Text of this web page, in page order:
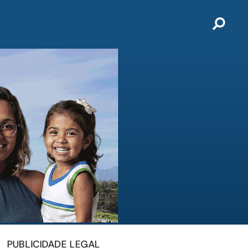
PUBLICIDADE LEGAL